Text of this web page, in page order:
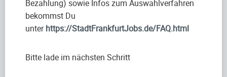
Bezahlung) sowie Infos zum Auswahlverfahren
bekommst Du
unterhttps://StadtFrankfurtJobs.de/FAQ.html
Bitte lade im nächsten Schritt